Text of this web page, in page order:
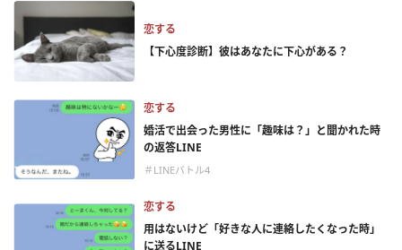
恋する
【下心度診断】彼はあなたに下心がある？
恋する
婚活で出会った男性に「趣味は？」と聞かれた時
の返答LINE
＃LINEバトル4
恋する
用はないけど「好きな人に連絡したくなった時」
に送るLINE